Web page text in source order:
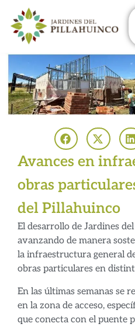
Avances en
obras
del Pillahuinco
El desarrollo de Jardines
avanzando de manera
la infraestructura general
obras particulares en
En las últimas semanas se
en la zona de acceso,
que conecta con el puente
Enterate de las
novedades en los
Jardines
Estoy de acuerdo con las
condiciones y políticas
privacidad.
cualqueir momento)
Nombre